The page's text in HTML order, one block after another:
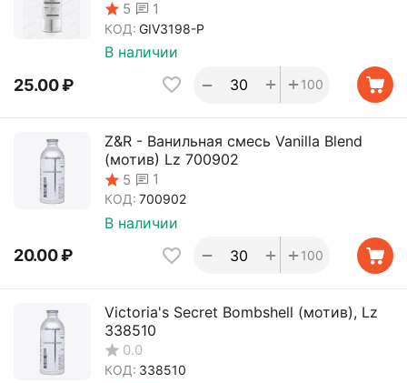
5 1
КОД: GIV3198-P
В наличии
25.00₽ + 100
+
−
Z&R - Ванильная смесь Vanilla Blend
(мотив) Lz 700902
5 1
КОД: 700902
В наличии
20.00₽ + 100
+
−
Victoria's Secret Bombshell (мотив), Lz
338510
0.0
КОД: 338510